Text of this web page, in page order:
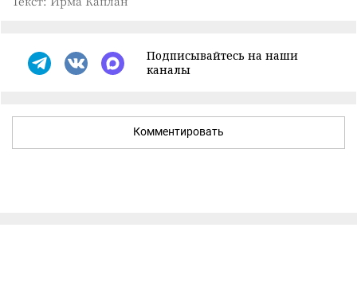
Подписывайтесь на наши
каналы
Комментировать